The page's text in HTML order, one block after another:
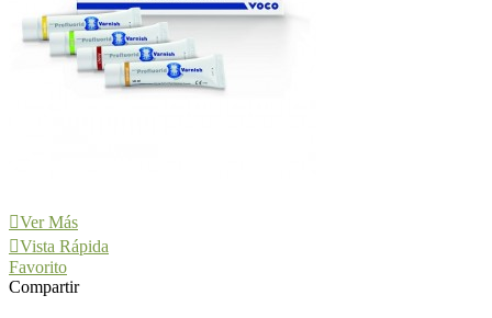
Ver Más
Vista Rápida
Favorito
Compartir